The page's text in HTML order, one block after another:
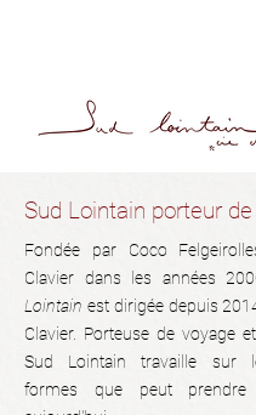
Sud Lointain porteur
Fondée par Coco
Clavier dans les années
Lointain est dirigée depuis
Clavier. Porteuse de voyage
Sud Lointain travaille sur
formes que peut prendre